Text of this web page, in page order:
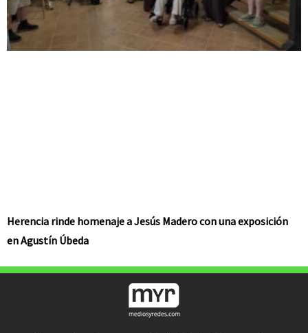
Herencia rinde homenaje a Jesús Madero con una exposición
en Agustín Úbeda